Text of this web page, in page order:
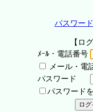
パスワー
【ロ
ﾒｰﾙ・電話番号
メール・電
パスワード
パスワード